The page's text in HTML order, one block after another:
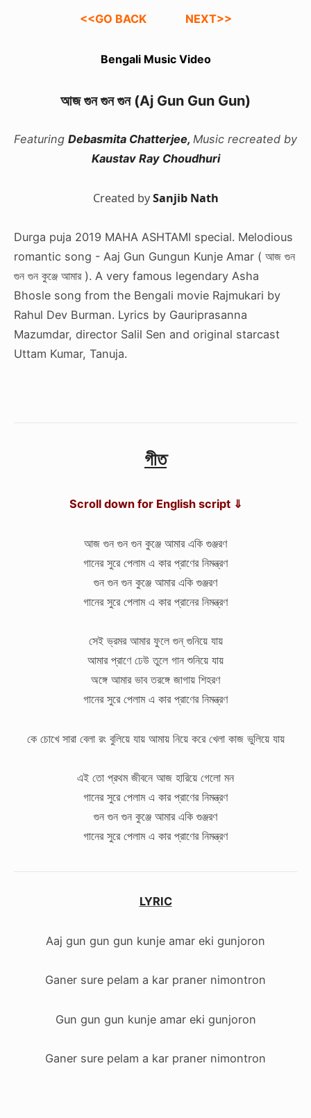
<<GO BACK NEXT>>
Bengali Music Video
আজ গুন গুন গুন (Aj Gun Gun Gun)
Featuring Debasmita Chatterjee, Music recreated by
Kaustav Ray Choudhuri
Created bySanjib Nath
Durga puja 2019 MAHA ASHTAMI special. Melodious
romantic song - Aaj Gun Gungun Kunje Amar ( আজ গুন
গুন গুন কুঞ্জে আমার ). A very famous legendary Asha
Bhosle song from the Bengali movie Rajmukari by
Rahul Dev Burman. Lyrics by Gauriprasanna
Mazumdar, director Salil Sen and original starcast
Uttam Kumar, Tanuja.
গীত
Scroll down for English script ⇓
আজ গুন গুন গুন কুঞ্জে আমার একি গুঞ্জরণ
গানের সুরে পেলাম এ কার প্রাণের নিমন্ত্রণ
গুন গুন গুন কুঞ্জে আমার একি গুঞ্জরণ
গানের সুরে পেলাম এ কার প্রানের নিমন্ত্রণ
সেই ভ্রমর আমার ফুলে গুন্ গুনিয়ে যায়
আমার প্রাণে ঢেউ তুলে গান শুনিয়ে যায়
অঙ্গে আমার ভাব তরঙ্গে জাগায় শিহরণ
গানের সুরে পেলাম এ কার প্রাণের নিমন্ত্রণ
কে চোখে সারা বেলা রং বুলিয়ে যায়আমায় নিয়ে করে খেলা কাজ ভুলিয়ে যায়
এই তো প্রথম জীবনে আজ হারিয়ে গেলো মন
গানের সুরে পেলাম এ কার প্রাণের নিমন্ত্রণ
গুন গুন গুন কুঞ্জে আমার একি গুঞ্জরণ
গানের সুরে পেলাম এ কার প্রাণের নিমন্ত্রণ
LYRIC
Aaj gun gun gun kunje amar eki gunjoron
Ganer sure pelam a kar praner nimontron
Gun gun gun kunje amar eki gunjoron
Ganer sure pelam a kar praner nimontron